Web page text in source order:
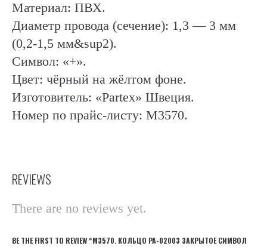
Материал: ПВХ.
Диаметр провода (сечение): 1,3 — 3 мм
(0,2-1,5 мм&sup2).
Символ: «+».
Цвет: чёрный на жёлтом фоне.
Изготовитель: «Partex» Швеция.
Номер по прайс-листу: М3570.
REVIEWS
There are no reviews yet.
BE THE FIRST TO REVIEW “М3570. КОЛЬЦО РА-02003 ЗАКРЫТОЕ СИМВОЛ